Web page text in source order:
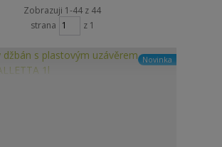
Zobrazuji 1-44 z 44
strana
z 1
Novinka